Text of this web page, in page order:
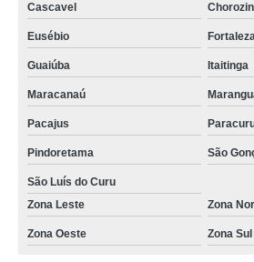
Cascavel
Eusébio
Guaiúba Itaitinga
Maracanaú
Pacajus
Pindoretama São
São Luís do Curu
Zona Leste
Zona
Zona Oeste Zona Sul